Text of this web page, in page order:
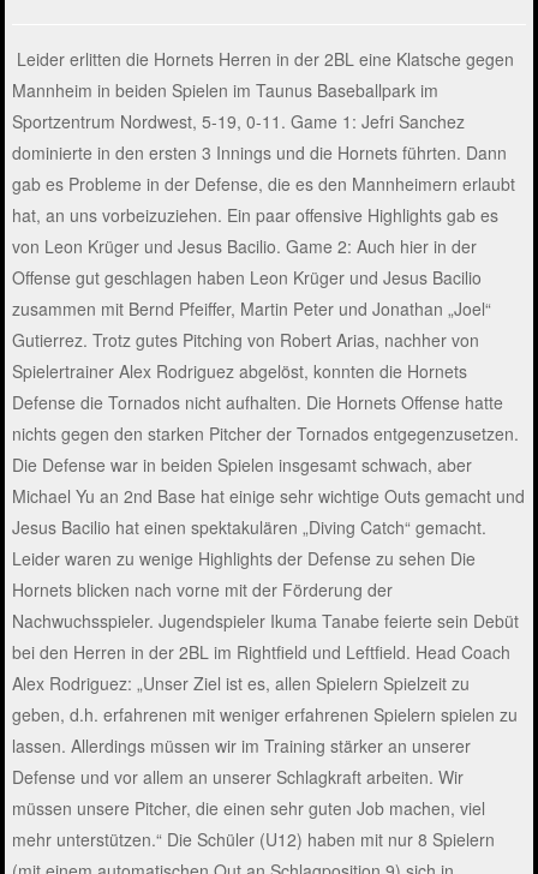
Leider erlitten die Hornets Herren in der 2BL eine Klatsche gegen
Mannheim in beiden Spielen im Taunus Baseballpark im
Sportzentrum Nordwest, 5-19, 0-11. Game 1: Jefri Sanchez
dominierte in den ersten 3 Innings und die Hornets führten. Dann
gab es Probleme in der Defense, die es den Mannheimern erlaubt
hat, an uns vorbeizuziehen. Ein paar offensive Highlights gab es
von Leon Krüger und Jesus Bacilio. Game 2: Auch hier in der
Offense gut geschlagen haben Leon Krüger und Jesus Bacilio
zusammen mit Bernd Pfeiffer, Martin Peter und Jonathan „Joel“
Gutierrez. Trotz gutes Pitching von Robert Arias, nachher von
Spielertrainer Alex Rodriguez abgelöst, konnten die Hornets
Defense die Tornados nicht aufhalten. Die Hornets Offense hatte
nichts gegen den starken Pitcher der Tornados entgegenzusetzen.
Die Defense war in beiden Spielen insgesamt schwach, aber
Michael Yu an 2nd Base hat einige sehr wichtige Outs gemacht und
Jesus Bacilio hat einen spektakulären „Diving Catch“ gemacht.
Leider waren zu wenige Highlights der Defense zu sehen Die
Hornets blicken nach vorne mit der Förderung der
Nachwuchsspieler. Jugendspieler Ikuma Tanabe feierte sein Debüt
bei den Herren in der 2BL im Rightfield und Leftfield. Head Coach
Alex Rodriguez: „Unser Ziel ist es, allen Spielern Spielzeit zu
geben, d.h. erfahrenen mit weniger erfahrenen Spielern spielen zu
lassen. Allerdings müssen wir im Training stärker an unserer
Defense und vor allem an unserer Schlagkraft arbeiten. Wir
müssen unsere Pitcher, die einen sehr guten Job machen, viel
mehr unterstützen.“ Die Schüler (U12) haben mit nur 8 Spielern